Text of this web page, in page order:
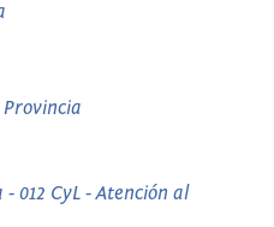
012 CyL - Atención al